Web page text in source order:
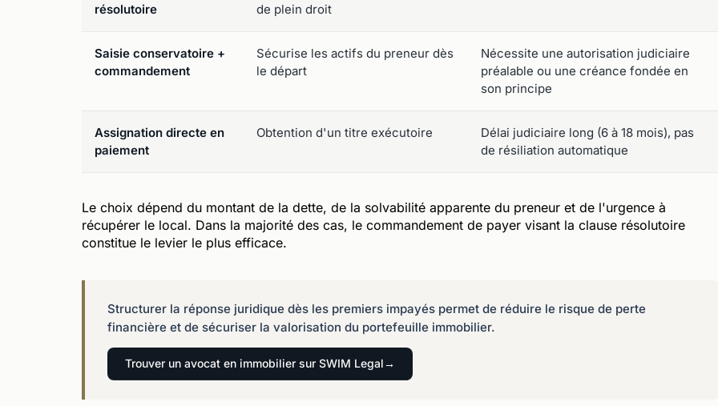
résolutoire
de plein droit
Saisie conservatoire +
commandement
Sécurise les actifs du preneur dès
le départ
Nécessite une autorisation judiciaire
préalable ou une créance fondée en
son principe
Assignation directe en
paiement
Obtention d'un titre exécutoire
Délai judiciaire long (6 à 18 mois), pas
de résiliation automatique
Le choix dépend du montant de la dette, de la solvabilité apparente du preneur et de l'urgence à
récupérer le local. Dans la majorité des cas, le commandement de payer visant la clause résolutoire
constitue le levier le plus efficace.
Structurer la réponse juridique dès les premiers impayés permet de réduire le risque de perte
financière et de sécuriser la valorisation du portefeuille immobilier.
Trouver un avocat en immobilier sur SWIM Legal